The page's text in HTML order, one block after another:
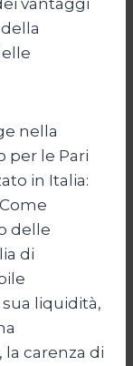
nella
per le Pari
in Italia:
delle
di
liquidità,
carenza di